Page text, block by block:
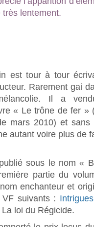
très lentement.
est tour à tour
Rarement gai
Il a
« Le trône de fer
mars 2010) et
autant voire plus de
sous le nom «
partie du
enchanteur et
suivants :
La loi du Régicide.